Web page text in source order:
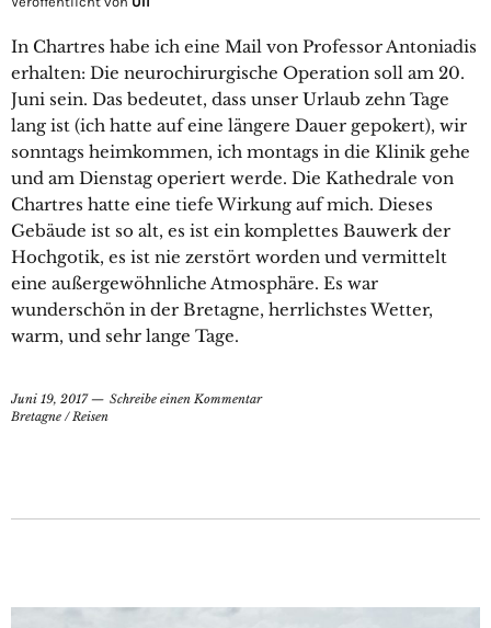
In Chartres habe ich eine Mail von Professor Antoniadis
erhalten: Die neurochirurgische Operation soll am 20.
Juni sein. Das bedeutet, dass unser Urlaub zehn Tage
lang ist (ich hatte auf eine längere Dauer gepokert), wir
sonntags heimkommen, ich montags in die Klinik gehe
und am Dienstag operiert werde. Die Kathedrale von
Chartres hatte eine tiefe Wirkung auf mich. Dieses
Gebäude ist so alt, es ist ein komplettes Bauwerk der
Hochgotik, es ist nie zerstört worden und vermittelt
eine außergewöhnliche Atmosphäre. Es war
wunderschön in der Bretagne, herrlichstes Wetter,
warm, und sehr lange Tage.
Juni 19, 2017
Schreibe einen Kommentar
Bretagne /Reisen